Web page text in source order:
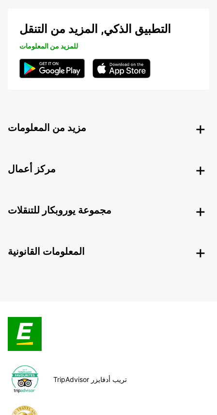
التطبيق الذكي, المزيد من التنقل
للمزيد من المعلومات
مزيد من المعلومات
مركز أعمال
مجموعة يوروبكار للتنقلات
المعلومات القانونية
TripAdvisor تريب أدفايزر